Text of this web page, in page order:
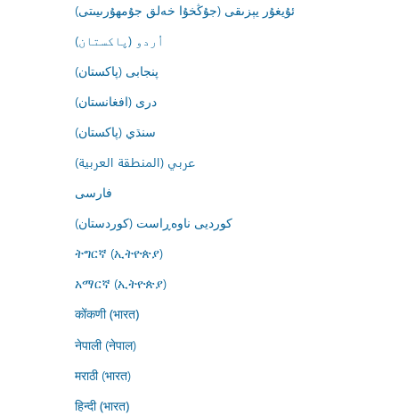
ئۇيغۇر يېزىقى (جۇڭخۇا خەلق جۇمھۇرىيىتى)
اُردو (پاکستان)
پنجابی (پاکستان)
درى (افغانستان)
سنڌي (پاکستان)
عربي (المنطقة العربية)
فارسى
کوردیی ناوەڕاست (کوردستان)
ትግርኛ (ኢትዮጵያ)
አማርኛ (ኢትዮጵያ)
कोंकणी (भारत)
नेपाली (नेपाल)
मराठी (भारत)
हिन्दी (भारत)